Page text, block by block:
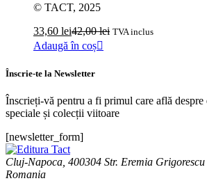
© TACT, 2025
33,60 lei42,00lei TVA inclus
Adaugă în coș
Înscrie-te la Newsletter
Înscrieți-vă pentru a fi primul care află
speciale și colecții viitoare
[newsletter_form]
Cluj-Napoca, 400304 Str. Eremia Grigorescu
Romania